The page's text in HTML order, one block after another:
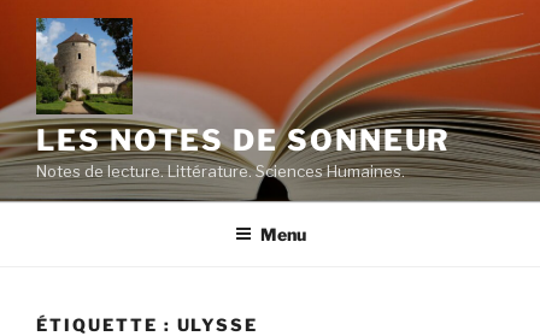
contenu
principal
LES NOTES DE SONNEUR
Notes de lecture. Littérature. Sciences Humaines.
Menu
ÉTIQUETTE : ULYSSE